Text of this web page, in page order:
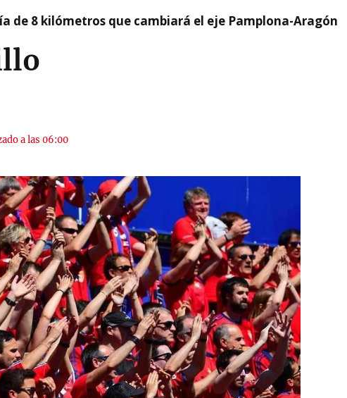
de 8 kilómetros que cambiará el eje Pamplona-Aragón
a las 06:00